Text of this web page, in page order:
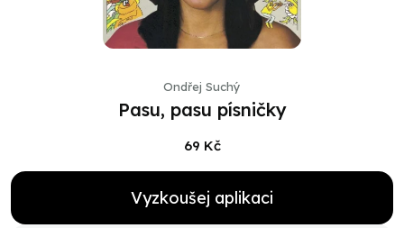
Ondřej Suchý
Pasu, pasu písničky
69 Kč
Vyzkoušej aplikaci